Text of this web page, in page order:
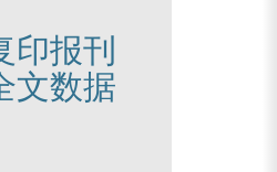
印报刊
文数据